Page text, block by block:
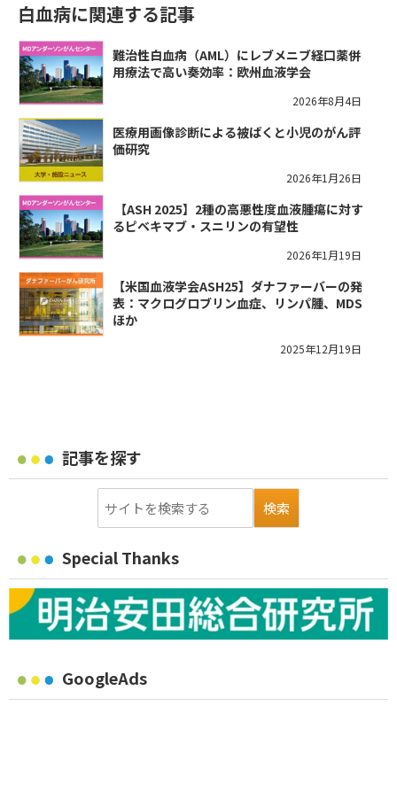
白血病に関連する記事
難治性白血病（AML）にレブメニブ経口薬併
用療法で高い奏効率：欧州血液学会
2026年8月4日
医療用画像診断による被ばくと小児のがん評
価研究
2026年1月26日
​【ASH 2025】2種の高悪性度血液腫瘍に対す
るピベキマブ・スニリンの有望性
2026年1月19日
【米国血液学会ASH25】ダナファーバーの発
表：マクログロブリン血症、リンパ腫、MDS
ほか
2025年12月19日
記事を探す
Special Thanks
GoogleAds